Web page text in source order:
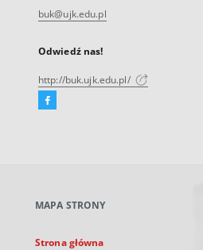
buk@ujk.edu.pl
Odwiedź nas!
http://buk.ujk.edu.pl/
Facebook
karcie
MAPA STRONY
Strona główna